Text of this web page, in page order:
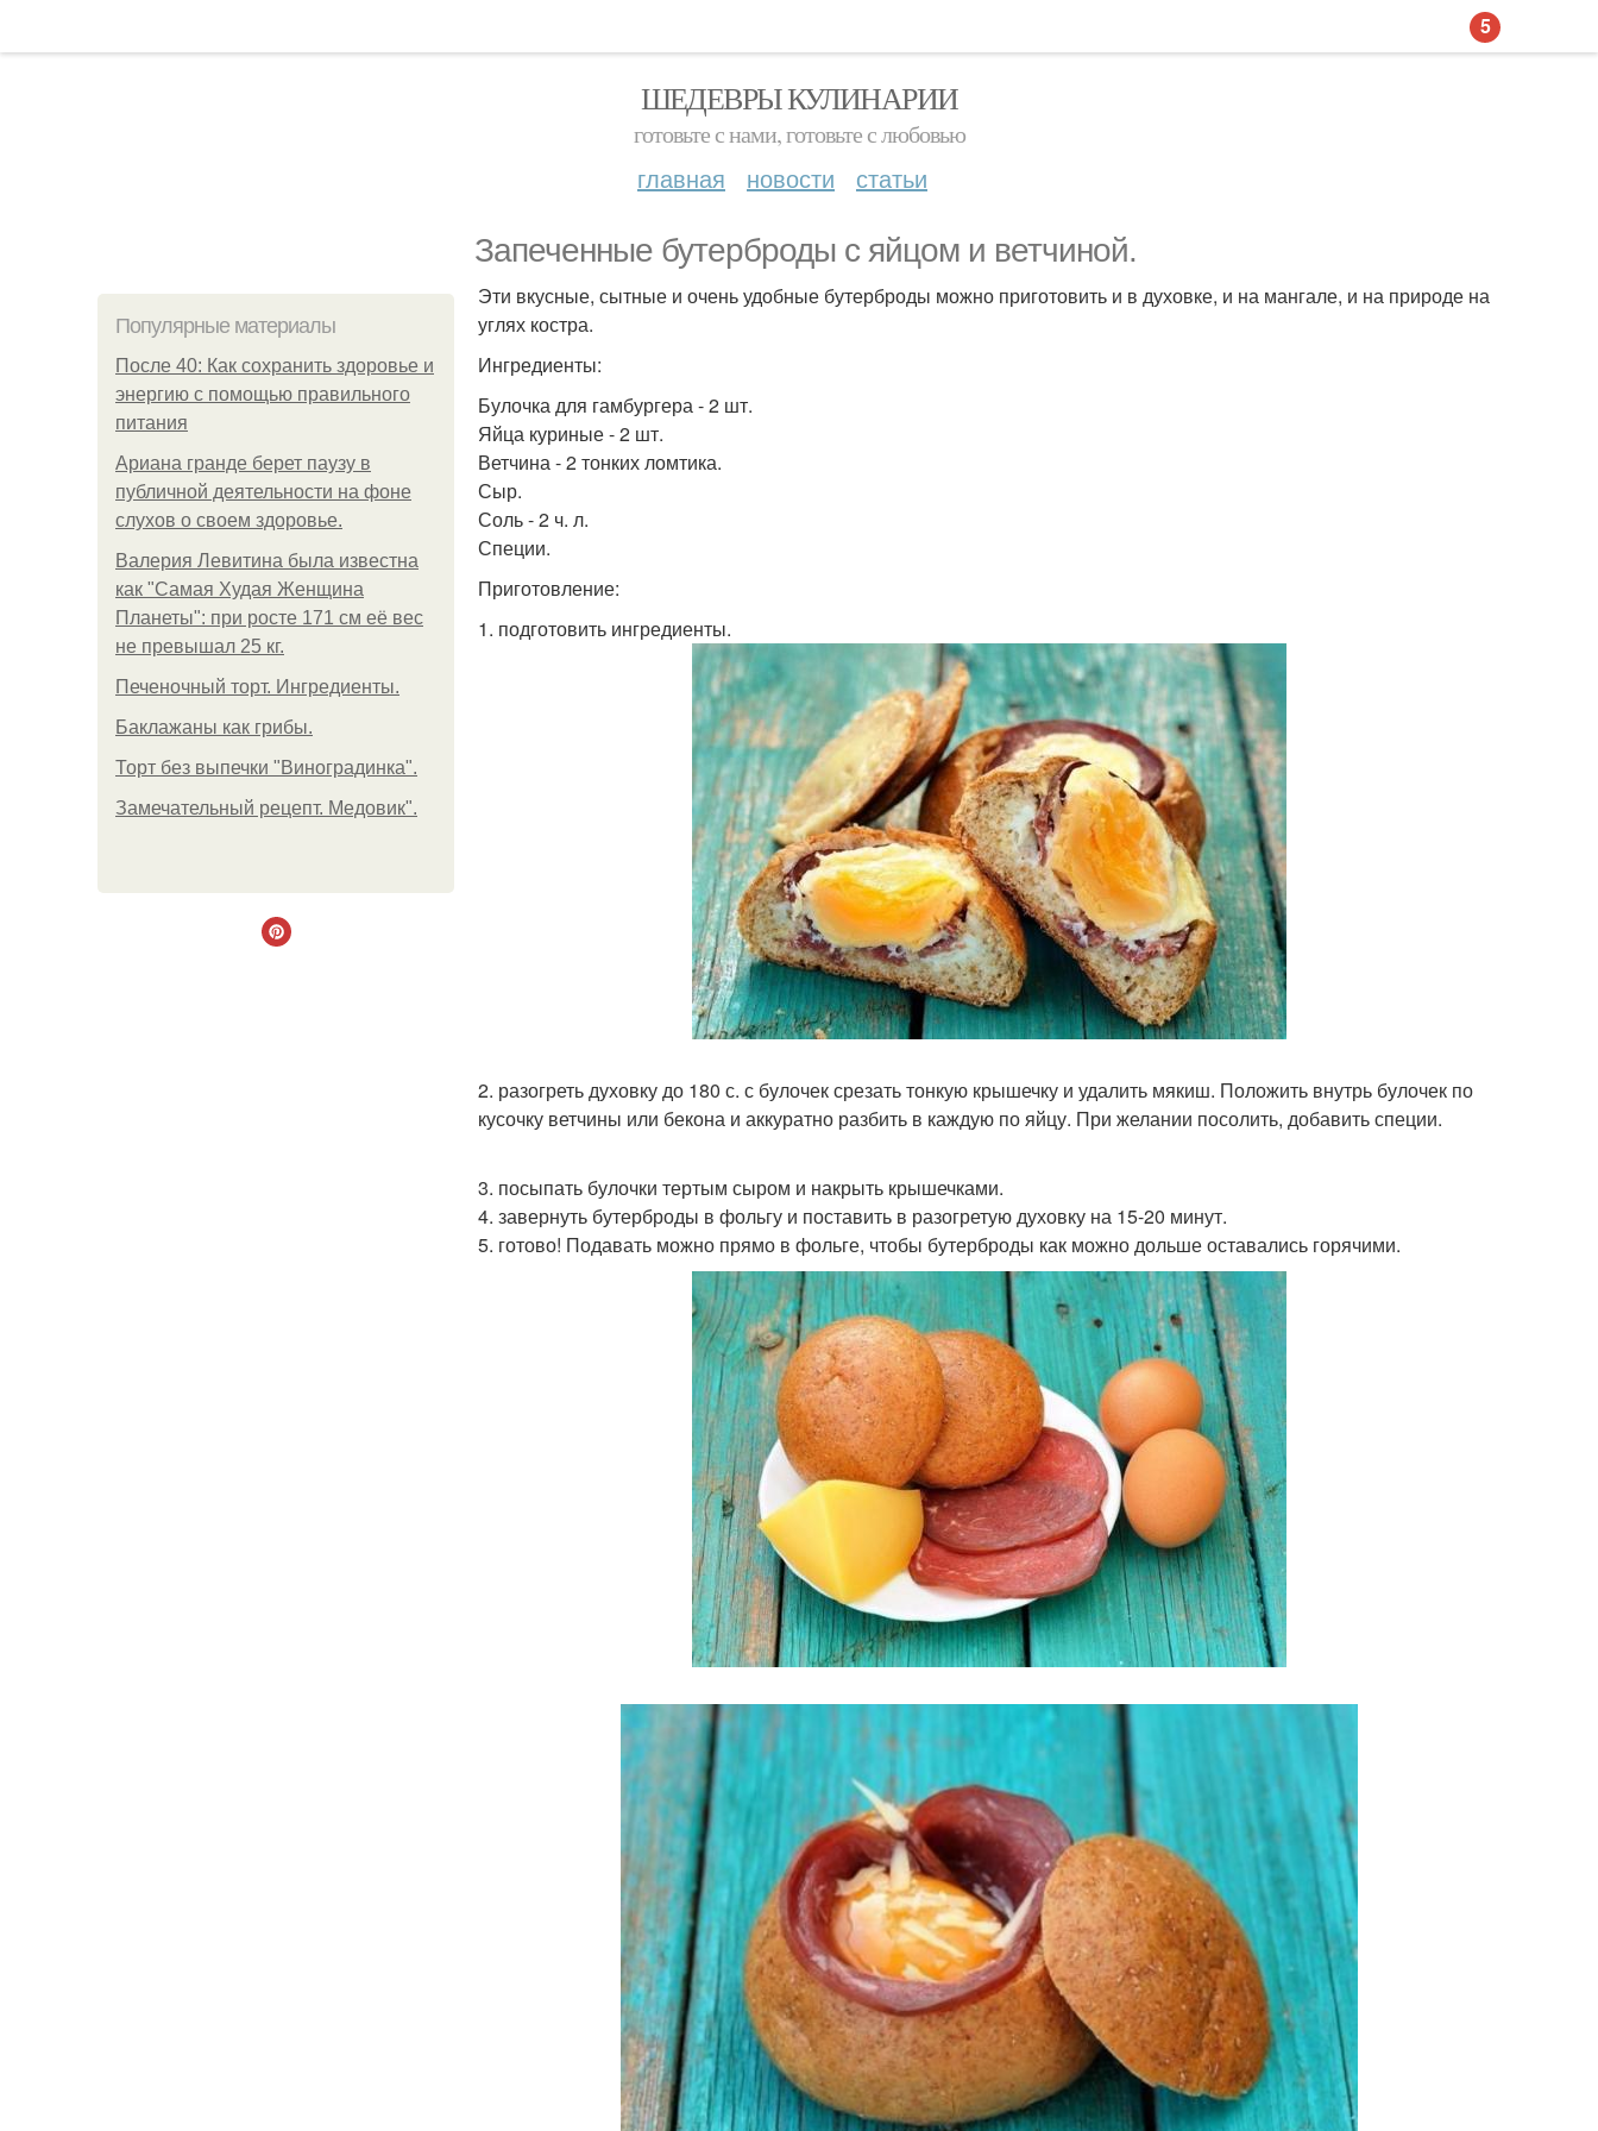
ШЕДЕВРЫ КУЛИНАРИИ
готовьте с нами, готовьте с любовью
главная новости статьи
Запеченные бутерброды с яйцом и ветчиной.
Популярные материалы
После 40: Как сохранить здоровье и
энергию с помощью правильного
питания
Ариана гранде берет паузу в
публичной деятельности на фоне
слухов о своем здоровье.
Валерия Левитина была известна
как "Самая Худая Женщина
Планеты": при росте 171 см её вес
не превышал 25 кг.
Печеночный торт. Ингредиенты.
Баклажаны как грибы.
Торт без выпечки "Виноградинка".
Замечательный рецепт. Медовик".
Эти вкусные, сытные и очень удобные бутерброды можно приготовить и в духовке, и на мангале, и на природе на
углях костра.
Ингредиенты:
Булочка для гамбургера - 2 шт.
Яйца куриные - 2 шт.
Ветчина - 2 тонких ломтика.
Сыр.
Соль - 2 ч. л.
Специи.
Приготовление:
1. подготовить ингредиенты.
2. разогреть духовку до 180 с. с булочек срезать тонкую крышечку и удалить мякиш. Положить внутрь булочек по
кусочку ветчины или бекона и аккуратно разбить в каждую по яйцу. При желании посолить, добавить специи.
3. посыпать булочки тертым сыром и накрыть крышечками.
4. завернуть бутерброды в фольгу и поставить в разогретую духовку на 15-20 минут.
5. готово! Подавать можно прямо в фольге, чтобы бутерброды как можно дольше оставались горячими.
5